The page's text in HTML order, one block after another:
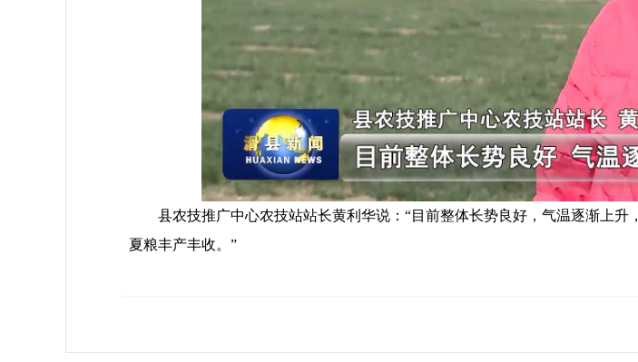
县农技推广中心农技站站长黄利华说：“目前整体长势良好，气温逐渐上升
夏粮丰产丰收。”